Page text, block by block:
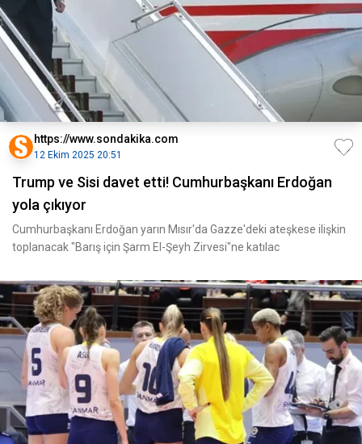
https://www.sondakika.com
12 Ekim 2025 20:51
Trump ve Sisi davet etti! Cumhurbaşkanı Erdoğan
yola çıkıyor
Cumhurbaşkanı Erdoğan yarın Mısır'da Gazze'deki ateşkese ilişkin
toplanacak "Barış için Şarm El-Şeyh Zirvesi"ne katılac